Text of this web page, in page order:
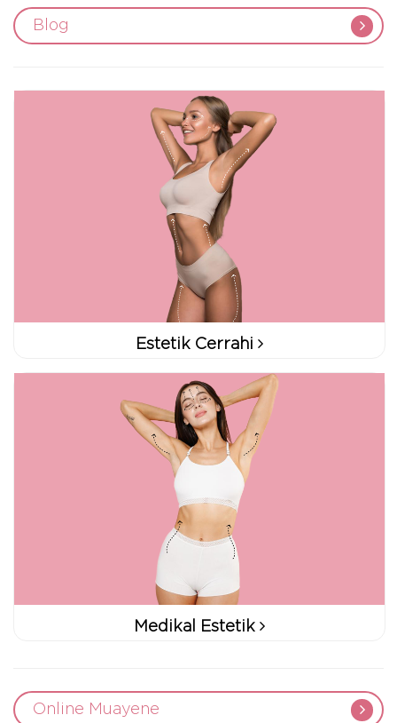
Blog
Estetik Cerrahi
Medikal Estetik
Online Muayene